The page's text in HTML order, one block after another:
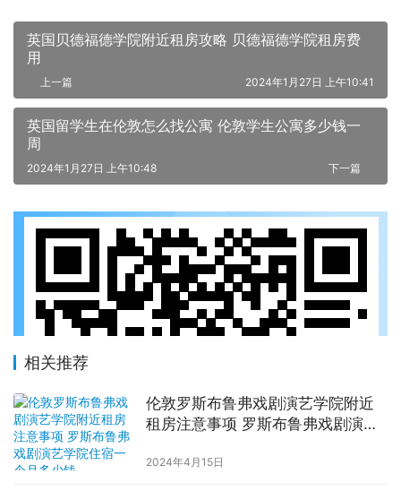
英国贝德福德学院附近租房攻略 贝德福德学院租房费
用
上一篇 2024年1月27日 上午10:41
英国留学生在伦敦怎么找公寓 伦敦学生公寓多少钱一
周
下一篇
2024年1月27日 上午10:48
相关推荐
伦敦罗斯布鲁弗戏剧演艺学院附近
租房注意事项 罗斯布鲁弗戏剧演艺
2024年4月15日